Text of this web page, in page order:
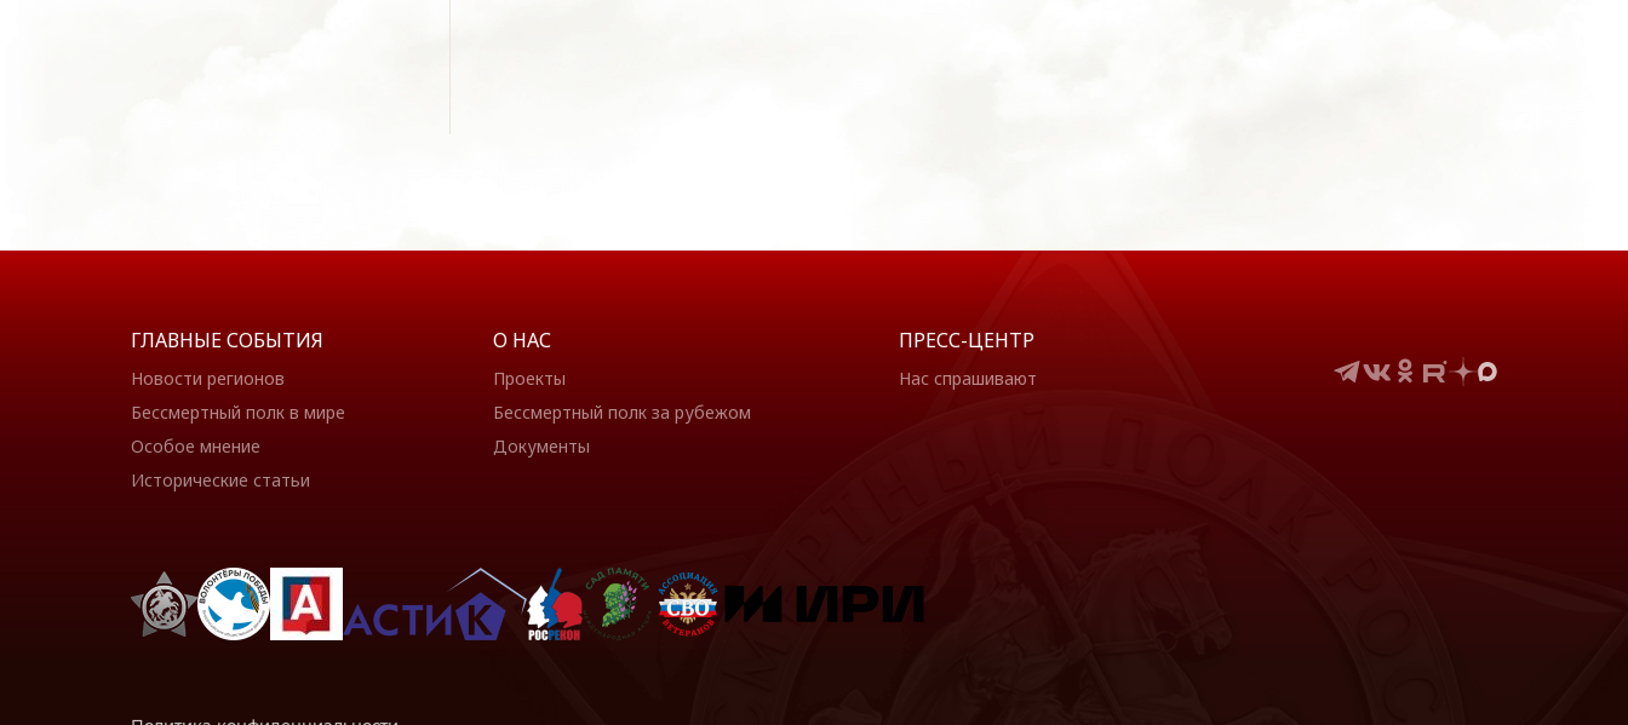
ГЛАВНЫЕ СОБЫТИЯ
Новости регионов
Бессмертный полк в мире
Особое мнение
Исторические статьи
О НАС
Проекты
Бессмертный полк за рубежом
Документы
ПРЕСС-ЦЕНТР
Нас спрашивают